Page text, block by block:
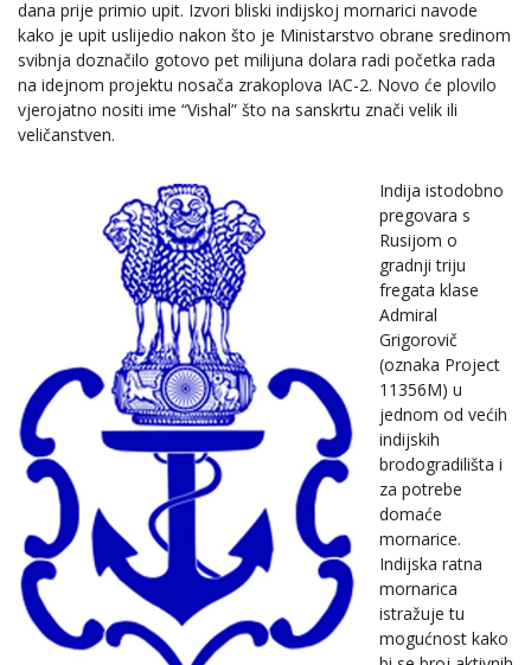
dana prije primio upit. Izvori bliski indijskoj mornarici navode
kako je upit uslijedio nakon što je Ministarstvo obrane sredinom
svibnja doznačilo gotovo pet milijuna dolara radi početka rada
na idejnom projektu nosača zrakoplova IAC-2. Novo će plovilo
vjerojatno nositi ime “Vishal” što na sanskrtu znači velik ili
veličanstven.
Indija istodobno
pregovara s
Rusijom o
gradnji triju
fregata klase
Admiral
Grigorovič
(oznaka Project
11356M) u
jednom od većih
indijskih
brodogradilišta i
za potrebe
domaće
mornarice.
Indijska ratna
mornarica
istražuje tu
mogućnost kako